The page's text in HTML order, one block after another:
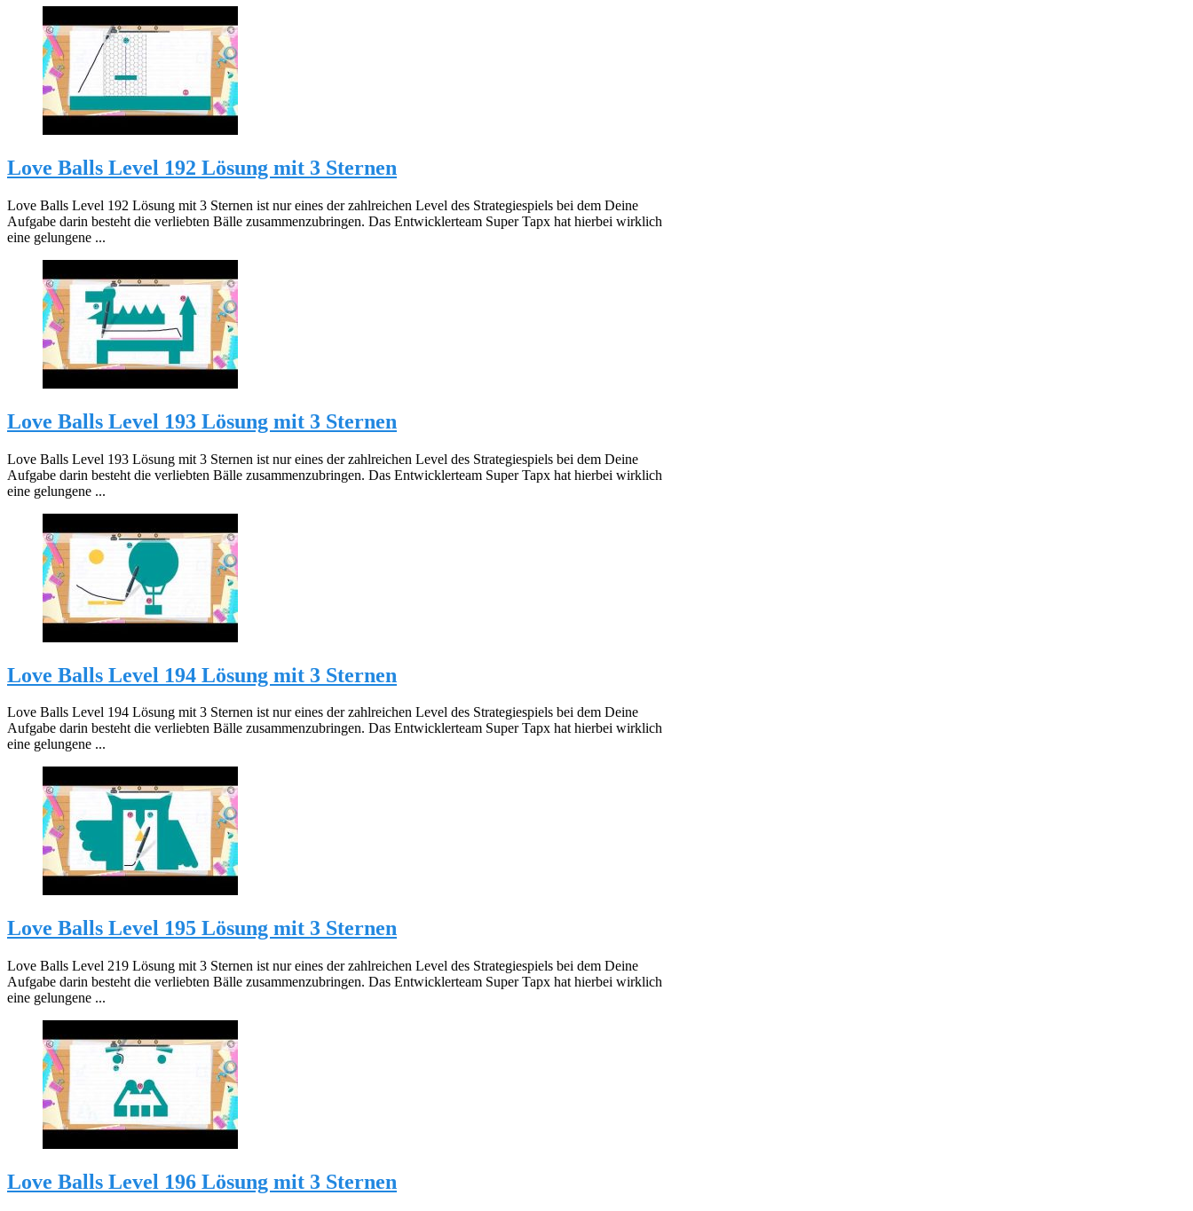
Love Balls Level 192 Lösung mit 3 Sternen
Love Balls Level 192 Lösung mit 3 Sternen ist nur eines der zahlreichen Level des Strategiespiels bei dem Deine
Aufgabe darin besteht die verliebten Bälle zusammenzubringen. Das Entwicklerteam Super Tapx hat hierbei wirklich
eine gelungene ...
Love Balls Level 193 Lösung mit 3 Sternen
Love Balls Level 193 Lösung mit 3 Sternen ist nur eines der zahlreichen Level des Strategiespiels bei dem Deine
Aufgabe darin besteht die verliebten Bälle zusammenzubringen. Das Entwicklerteam Super Tapx hat hierbei wirklich
eine gelungene ...
Love Balls Level 194 Lösung mit 3 Sternen
Love Balls Level 194 Lösung mit 3 Sternen ist nur eines der zahlreichen Level des Strategiespiels bei dem Deine
Aufgabe darin besteht die verliebten Bälle zusammenzubringen. Das Entwicklerteam Super Tapx hat hierbei wirklich
eine gelungene ...
Love Balls Level 195 Lösung mit 3 Sternen
Love Balls Level 219 Lösung mit 3 Sternen ist nur eines der zahlreichen Level des Strategiespiels bei dem Deine
Aufgabe darin besteht die verliebten Bälle zusammenzubringen. Das Entwicklerteam Super Tapx hat hierbei wirklich
eine gelungene ...
Love Balls Level 196 Lösung mit 3 Sternen